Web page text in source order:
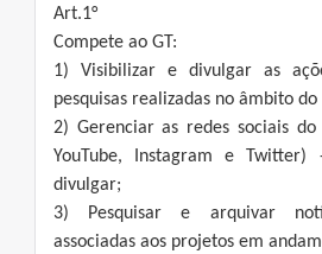
Art.1°
Compete ao GT:
1) Visibilizar e divulgar as
pesquisas realizadas no âmbito do
2) Gerenciar as redes sociais do
YouTube, Instagram e
divulgar;
3) Pesquisar e arquivar
associadas aos projetos em